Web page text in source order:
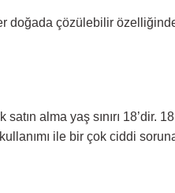
doğada çözülebilir
alma yaş sınırı 18’dir.
ile bir çok ciddi